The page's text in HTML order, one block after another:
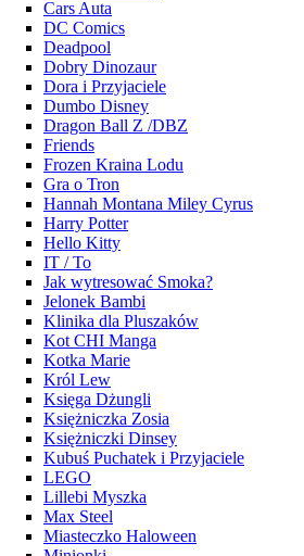
Cars Auta
DC Comics
Deadpool
Dobry Dinozaur
Dora i Przyjaciele
Dumbo Disney
Dragon Ball Z /DBZ
Friends
Frozen Kraina Lodu
Gra o Tron
Hannah Montana Miley Cyrus
Harry Potter
Hello Kitty
IT / To
Jak wytresować Smoka?
Jelonek Bambi
Klinika dla Pluszaków
Kot CHI Manga
Kotka Marie
Król Lew
Księga Dżungli
Księżniczka Zosia
Księżniczki Dinsey
Kubuś Puchatek i Przyjaciele
LEGO
Lillebi Myszka
Max Steel
Miasteczko Haloween